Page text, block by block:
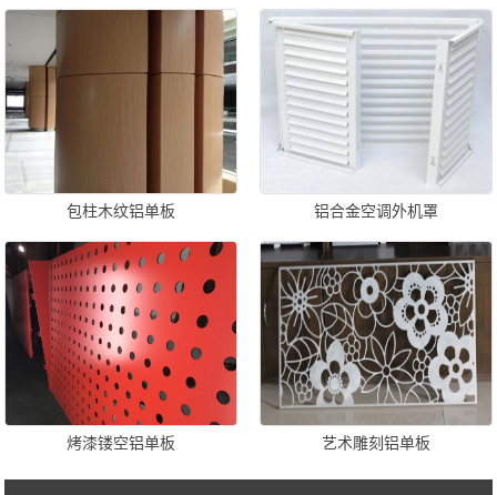
包柱木纹铝单板 铝合金空调外机罩
烤漆镂空铝单板 艺术雕刻铝单板